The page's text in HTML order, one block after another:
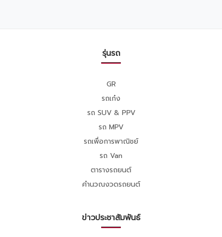
รุ่นรถ
GR
รถเก๋ง
รถ SUV & PPV
รถ MPV
รถเพื่อการพาณิชย์
รถ Van
ตารางรถยนต์
คำนวณงวดรถยนต์
ข่าวประชาสัมพันธ์